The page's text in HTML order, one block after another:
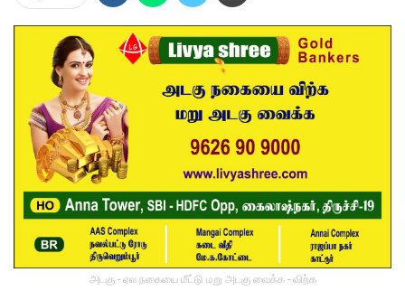
அடகு - ஏல நகையை மீட்டு மறு அடகு வைக்க - விற்க